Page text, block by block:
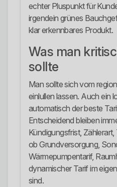
echter Pluspunkt für
irgendein grünes
klar erkennbares Produkt.
Was man
sollte
Man sollte sich vom
einlullen lassen. Auch ein
automatisch der beste
Entscheidend bleiben
Kündigungsfrist,
ob Grundversorgung,
Wärmepumpentarif,
dynamischer Tarif im
sind.